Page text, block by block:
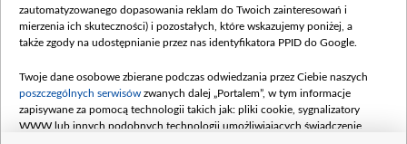
Dofinansowanie 900 000 000,00 PLN
Data podpisania umowy: LUTY 2026 (wpłata
kwiecień 180 mln, 7 maja 180 mln, 8
czerwca 90 mln)
Dofinansowanie 250 000 000,00 PLN
zautomatyzowanego dopasowania reklam do Twoich zainteresowań i
mierzenia ich skuteczności) i pozostałych, które wskazujemy poniżej, a
także zgody na udostępnianie przez nas identyfikatora PPID do Google.
Twoje dane osobowe zbierane podczas odwiedzania przez Ciebie naszych
poszczególnych serwisów zwanych dalej „Portalem”, w tym informacje
zapisywane za pomocą technologii takich jak: pliki cookie, sygnalizatory
WWW lub innych podobnych technologii umożliwiających świadczenie